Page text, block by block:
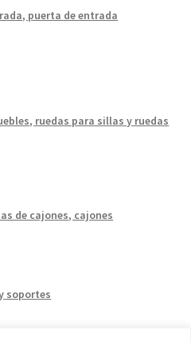
puerta de entrada
ruedas para sillas y ruedas
de cajones, cajones
soportes